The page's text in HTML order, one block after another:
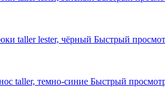
Быстрый
Быстрый